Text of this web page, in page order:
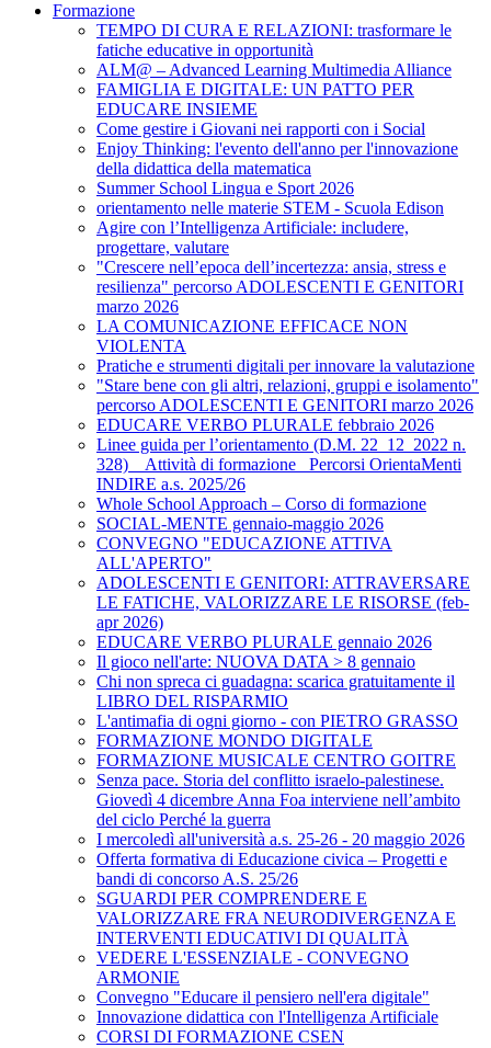
Formazione
TEMPO DI CURA E RELAZIONI: trasformare le
fatiche educative in opportunità
ALM@ – Advanced Learning Multimedia Alliance
FAMIGLIA E DIGITALE: UN PATTO PER
EDUCARE INSIEME
Come gestire i Giovani nei rapporti con i Social
Enjoy Thinking: l'evento dell'anno per l'innovazione
della didattica della matematica
Summer School Lingua e Sport 2026
orientamento nelle materie STEM - Scuola Edison
Agire con l’Intelligenza Artificiale: includere,
progettare, valutare
"Crescere nell’epoca dell’incertezza: ansia, stress e
resilienza" percorso ADOLESCENTI E GENITORI
marzo 2026
LA COMUNICAZIONE EFFICACE NON
VIOLENTA
Pratiche e strumenti digitali per innovare la valutazione
"Stare bene con gli altri, relazioni, gruppi e isolamento"
percorso ADOLESCENTI E GENITORI marzo 2026
EDUCARE VERBO PLURALE febbraio 2026
Linee guida per l’orientamento (D.M. 22_12_2022 n.
328) _ Attività di formazione_ Percorsi OrientaMenti
INDIRE a.s. 2025/26
Whole School Approach – Corso di formazione
SOCIAL-MENTE gennaio-maggio 2026
CONVEGNO "EDUCAZIONE ATTIVA
ALL'APERTO"
ADOLESCENTI E GENITORI: ATTRAVERSARE
LE FATICHE, VALORIZZARE LE RISORSE (feb-
apr 2026)
EDUCARE VERBO PLURALE gennaio 2026
Il gioco nell'arte: NUOVA DATA > 8 gennaio
Chi non spreca ci guadagna: scarica gratuitamente il
LIBRO DEL RISPARMIO
L'antimafia di ogni giorno - con PIETRO GRASSO
FORMAZIONE MONDO DIGITALE
FORMAZIONE MUSICALE CENTRO GOITRE
Senza pace. Storia del conflitto israelo-palestinese.
Giovedì 4 dicembre Anna Foa interviene nell’ambito
del ciclo Perché la guerra
I mercoledì all'università a.s. 25-26 - 20 maggio 2026
Offerta formativa di Educazione civica – Progetti e
bandi di concorso A.S. 25/26
SGUARDI PER COMPRENDERE E
VALORIZZARE FRA NEURODIVERGENZA E
INTERVENTI EDUCATIVI DI QUALITÀ
VEDERE L'ESSENZIALE - CONVEGNO
ARMONIE
Convegno "Educare il pensiero nell'era digitale"
Innovazione didattica con l'Intelligenza Artificiale
CORSI DI FORMAZIONE CSEN